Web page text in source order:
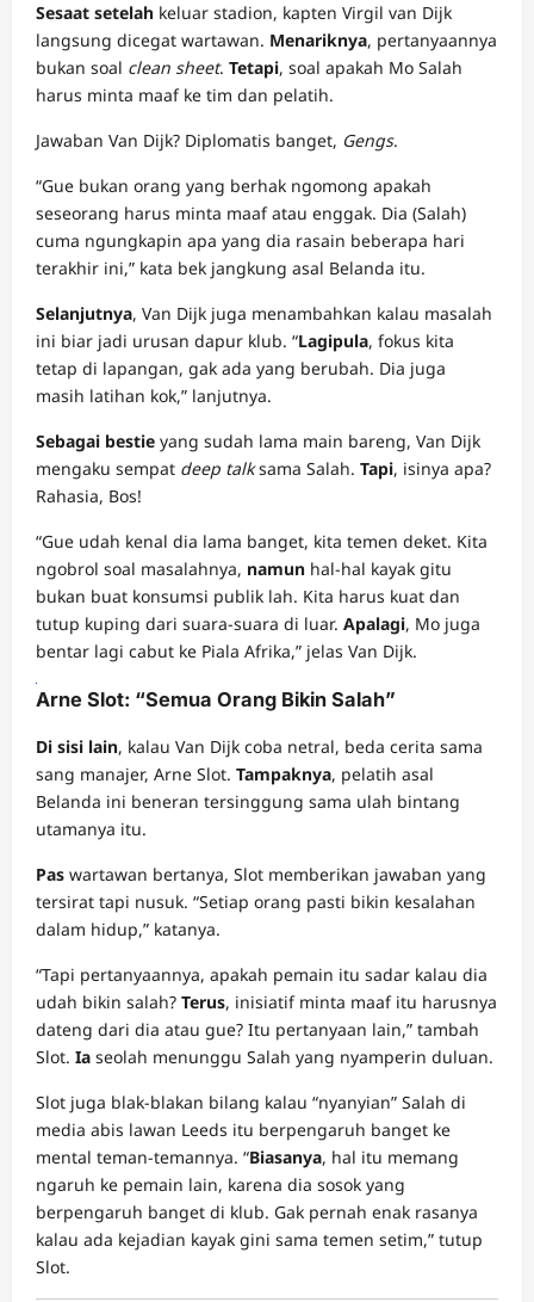
Sesaat setelah keluar stadion, kapten Virgil van Dijk
langsung dicegat wartawan. Menariknya, pertanyaannya
bukan soal clean sheet. Tetapi, soal apakah Mo Salah
harus minta maaf ke tim dan pelatih.
Jawaban Van Dijk? Diplomatis banget, Gengs.
“Gue bukan orang yang berhak ngomong apakah
seseorang harus minta maaf atau enggak. Dia (Salah)
cuma ngungkapin apa yang dia rasain beberapa hari
terakhir ini,” kata bek jangkung asal Belanda itu.
Selanjutnya, Van Dijk juga menambahkan kalau masalah
ini biar jadi urusan dapur klub. “Lagipula, fokus kita
tetap di lapangan, gak ada yang berubah. Dia juga
masih latihan kok,” lanjutnya.
Sebagai bestie yang sudah lama main bareng, Van Dijk
mengaku sempat deep talksama Salah. Tapi, isinya apa?
Rahasia, Bos!
“Gue udah kenal dia lama banget, kita temen deket. Kita
ngobrol soal masalahnya, namun hal-hal kayak gitu
bukan buat konsumsi publik lah. Kita harus kuat dan
tutup kuping dari suara-suara di luar. Apalagi, Mo juga
bentar lagi cabut ke Piala Afrika,” jelas Van Dijk.
Naga303
Arne Slot: “Semua Orang Bikin Salah”
Di sisi lain, kalau Van Dijk coba netral, beda cerita sama
sang manajer, Arne Slot. Tampaknya, pelatih asal
Belanda ini beneran tersinggung sama ulah bintang
utamanya itu.
Pas wartawan bertanya, Slot memberikan jawaban yang
tersirat tapi nusuk. “Setiap orang pasti bikin kesalahan
dalam hidup,” katanya.
“Tapi pertanyaannya, apakah pemain itu sadar kalau dia
udah bikin salah? Terus, inisiatif minta maaf itu harusnya
dateng dari dia atau gue? Itu pertanyaan lain,” tambah
Slot. Ia seolah menunggu Salah yang nyamperin duluan.
Slot juga blak-blakan bilang kalau “nyanyian” Salah di
media abis lawan Leeds itu berpengaruh banget ke
mental teman-temannya. “Biasanya, hal itu memang
ngaruh ke pemain lain, karena dia sosok yang
berpengaruh banget di klub. Gak pernah enak rasanya
kalau ada kejadian kayak gini sama temen setim,” tutup
Slot.